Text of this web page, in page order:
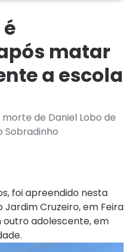
matar
a escola
de Daniel Lobo de
Sobradinho
foi apreendido nesta
Cruzeiro, em Feira
adolescente, em